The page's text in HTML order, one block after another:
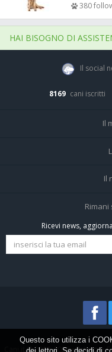
380
HAI BISOGNO DI
Il social
8169 cani iscritti
Il
Il
Ricevi news,
Cani.it © 2013-2026 •Privacy•
Questo sito utilizza i